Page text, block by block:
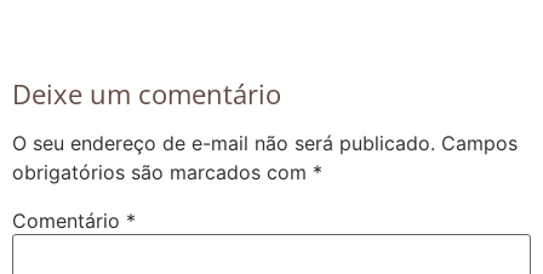
Deixe um comentário
O seu endereço de e-mail não será publicado. Campos
obrigatórios são marcados com *
Comentário *